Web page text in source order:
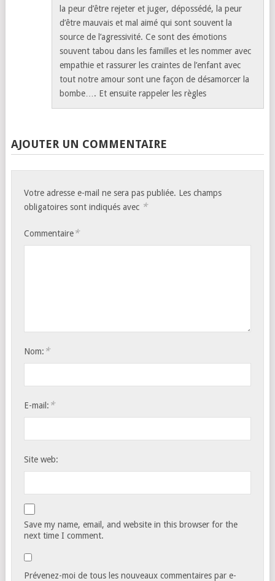
la peur d’être rejeter et juger, dépossédé, la peur
d’être mauvais et mal aimé qui sont souvent la
source de l’agressivité. Ce sont des émotions
souvent tabou dans les familles et les nommer avec
empathie et rassurer les craintes de l’enfant avec
tout notre amour sont une façon de désamorcer la
bombe…. Et ensuite rappeler les règles
AJOUTER UN COMMENTAIRE
Votre adresse e-mail ne sera pas publiée. Les champs
obligatoires sont indiqués avec *
Commentaire*
Nom: *
E-mail: *
Site web:
Save my name, email, and website in this browser for the
next time I comment.
Prévenez-moi de tous les nouveaux commentaires par e-